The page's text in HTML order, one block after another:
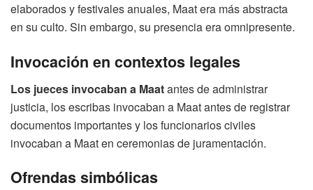
elaborados y festivales anuales, Maat era más abstracta
en su culto. Sin embargo, su presencia era omnipresente.
Invocación en contextos legales
Los jueces invocaban a Maatantes de administrar
justicia, los escribas invocaban a Maat antes de registrar
documentos importantes y los funcionarios civiles
invocaban a Maat en ceremonias de juramentación.
Ofrendas simbólicas